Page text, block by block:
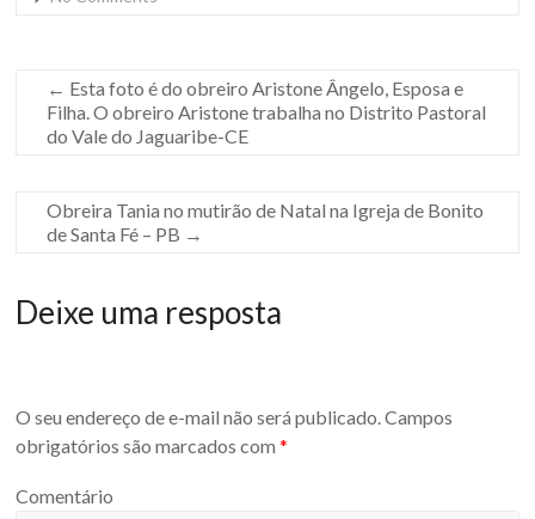
← Esta foto é do obreiro Aristone Ângelo, Esposa e
Filha. O obreiro Aristone trabalha no Distrito Pastoral
do Vale do Jaguaribe-CE
Obreira Tania no mutirão de Natal na Igreja de Bonito
de Santa Fé – PB →
Deixe uma resposta
O seu endereço de e-mail não será publicado.Campos
obrigatórios são marcados com*
Comentário